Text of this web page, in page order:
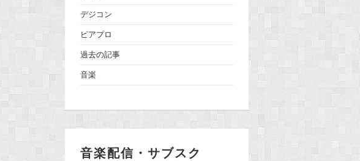
デジコン
ピアプロ
過去の記事
音楽
音楽配信・サブスク